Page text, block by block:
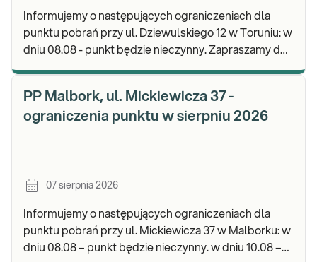
Informujemy o następujących ograniczeniach dla
punktu pobrań przy ul. Dziewulskiego 12 w Toruniu: w
dniu 08.08 - punkt będzie nieczynny. Zapraszamy do
PP Malbork, ul. Mickiewicza 37 -
ograniczenia punktu w sierpniu 2026
07 sierpnia 2026
Informujemy o następujących ograniczeniach dla
punktu pobrań przy ul. Mickiewicza 37 w Malborku: w
dniu 08.08 – punkt będzie nieczynny. w dniu 10.08 –